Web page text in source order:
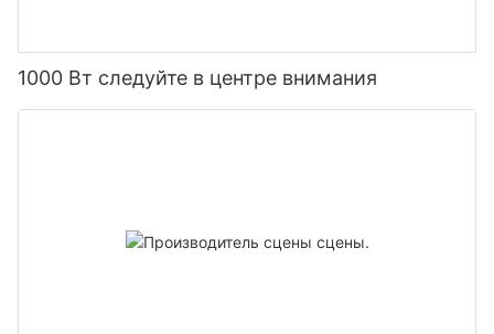
1000 Вт следуйте в центре внимания